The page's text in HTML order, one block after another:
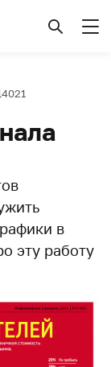
в
эту работу